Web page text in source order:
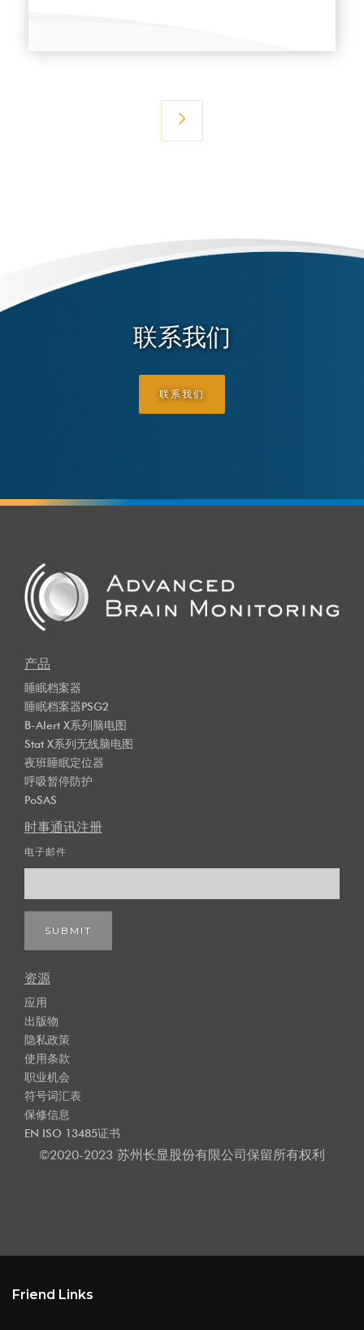
联系我们
联系我们
产品
时事通讯注册
睡眠档案器
睡眠档案器PSG2
B-Alert X系列脑电图
Stat X系列无线脑电图
夜班睡眠定位器
呼吸暂停防护
PoSAS
资源
电子邮件
应用
出版物
隐私政策
使用条款
职业机会
符号词汇表
保修信息
EN ISO 13485证书
©2020-2023 苏州长显股份有限公司保留所有权利
Friend Links